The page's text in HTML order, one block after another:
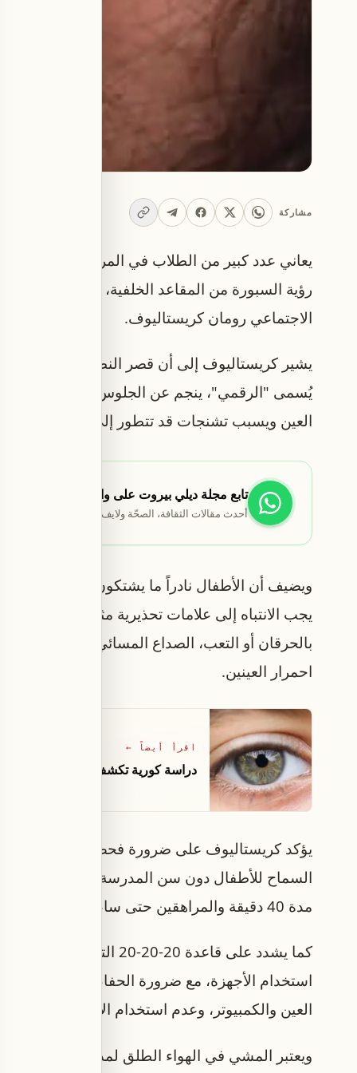
مشاركة
يعاني عدد كبير من الطلاب في المرحلة
رؤية السبورة من المقاعد الخلفية، ويتشخص
الاجتماعي رومان كريستاليوف.
يشير كريستاليوف إلى أن قصر النظر يبدأ عادة
يُسمى "الرقمي"، ينجم عن الجلوس لفترات طويلة
العين ويسبب تشنجات قد تتطور إلى قصر نظر دائم
تابع مجلة ديلي بيروت على واتساب
أحدث مقالات الثقافة، الصحّة ولايف ستايل تصلك أوّلاً.
ويضيف أن الأطفال نادراً ما يشتكون من مشاكل في
يجب الانتباه إلى علامات تحذيرية مثل التحديق عند
بالحرقان أو التعب، الصداع المسائي، الانحناء
احمرار العينين.
اقرأ أيضاً ←
دراسة كورية تكشف زيادة أمراض العين
يؤكد كريستاليوف على ضرورة فحص عيون الأطفال
مدة 40 دقيقة والمراهقين حتى ساعة ونصف مع فترات راحة منتظمة.
العين والكمبيوتر، وعدم استخدام الأجهزة في
ويعتبر المشي في الهواء الطلق لمدة ساعتين